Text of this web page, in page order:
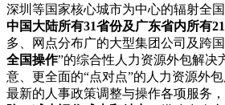
深圳等国家核心城市为中心的辐射全
中国大陆所有31省份及广东省内所有
多、网点分布广的大型集团公司及跨
全国操作”的综合性人力资源外包解决
意、更全面的“点对点”的人力资源外
最新的人事政策调整与操作各项服务